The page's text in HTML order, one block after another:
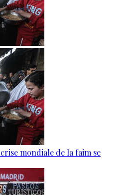
mondiale de la faim se